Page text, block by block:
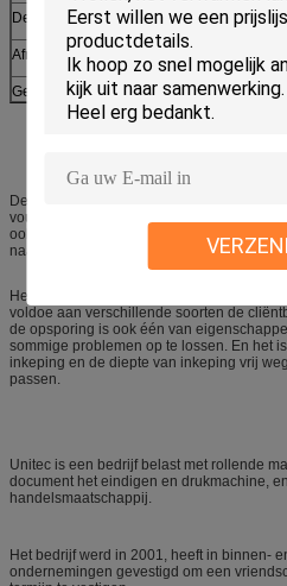
De lengte van richtlijn 330mm
Afmetingen 600X500X180mm
Gewicht 13.0kgs
De Cresingsmachine kan duidelijke lijnen
vouwen. Niet alleen met een laag bedekt
ook fotokopiedocument. Het kan
naamkaarten, foto's, uitnodigingen, enz.
Het vouwen van machine heeft de functie
voldoe aan verschillende soorten de
de opsporing is ook één van
sommige problemen op te lossen. En het
inkeping en de diepte van inkeping vrij
passen.
Unitec is een bedrijf belast met rollende
document het eindigen en drukmachine,
handelsmaatschappij.
Het bedrijf werd in 2001, heeft in binnen-
ondernemingen gevestigd om een